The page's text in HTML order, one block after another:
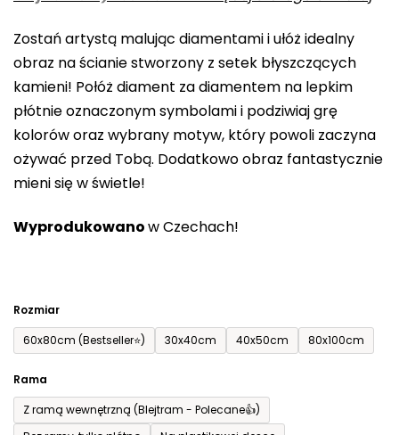
Zostań artystą malując diamentami i ułóż idealny
obraz na ścianie stworzony z setek błyszczących
kamieni! Połóż diament za diamentem na lepkim
płótnie oznaczonym symbolami i podziwiaj grę
kolorów oraz wybrany motyw, który powoli zaczyna
ożywać przed Tobą. Dodatkowo obraz fantastycznie
mieni się w świetle!
Wyprodukowanow Czechach!
Rozmiar
60x80cm (Bestseller⭐)
30x40cm 40x50cm 80x100cm
Rama
Z ramą wewnętrzną (Blejtram - Polecane👍)
na
5
gwiazdek.